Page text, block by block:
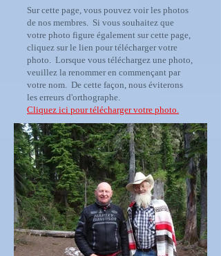
Sur cette page, vous pouvez voir les photos
de nos membres. Si vous souhaitez que
votre photo figure également sur cette page,
cliquez sur le lien pour télécharger votre
photo. Lorsque vous téléchargez une photo,
veuillez la renommer en commençant par
votre nom. De cette façon, nous éviterons
les erreurs d'orthographe.
Cliquez ici pour télécharger votre photo.